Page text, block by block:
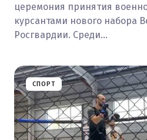
церемония принятия
курсантами нового набора
Росгвардии. Среди…
СПОРТ